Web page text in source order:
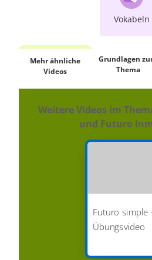
Vokabeln
Mehr ähnliche
Videos
Grundlagen
Thema
Weitere Videos im
und Futuro
Futuro simple
Übungsvideo